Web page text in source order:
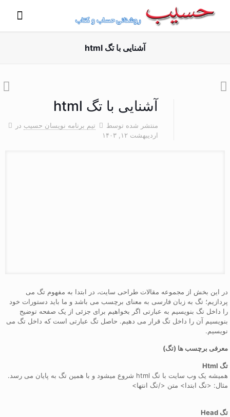
آشنایی با تگ html
آشنایی با تگ html
منتشر شده توسط تیم برنامه نویسان حسیب در
اردیبهشت ۱۲, ۱۴۰۳
در این بخش از مجموعه مقالات طراحی سایت، در ابتدا به مفهوم تگ می
پردازیم؛ تگ به زبان فارسی به معنای برچسب می باشد و ما باید دستورات خود
را داخل تگ بنویسیم به عبارتی اگر بخواهیم برای جزئی از یک صفحه توضیح
بنویسیم آن را داخل تگ قرار می دهیم. حاصل تگ عبارتی است که داخل تگ می
نویسیم.
معرفی برچسب ها (تگ)
تگ Html
همیشه یک وب سایت با تگ html شروع میشود و با همین تگ به پایان می رسد.
مثال: <تگ ابتدا> متن </تگ انتها>
تگ Head